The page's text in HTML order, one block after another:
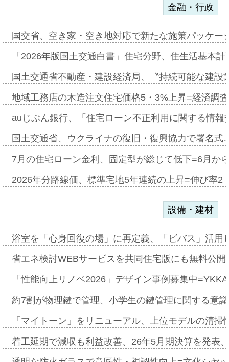
金融・行政
国交省、空き家・空き地対応で新たな施策パッケ
「2026年版国土交通白書」住宅分野、住生活基本
国土交通省不動産・建設経済局、〝持続可能な建
地域工務店の木造注文住宅価格5・3%上昇=経済調
auじぶん銀行、「住宅ローン不正利用に関する情
国土交通省、ウクライナの復旧・復興協力で署名
7月の住宅ローン金利、固定型が総じて低下=6月か
2026年分路線価、標準宅地5年連続の上昇=伸び率
設備・建材
浴室を「心身回復の場」に再定義、「ビバス」活
省エネ検討WEBサービスを共同住宅版にも無料公
「性能向上リノベ2026」デザイン事例募集中
約7割が物理鍵で管理、小学生の鍵管理に関する意
「マイトーン」をリニューアル、上位モデルの清
着工延期で減収も利益改善、26年5月期決算を発表